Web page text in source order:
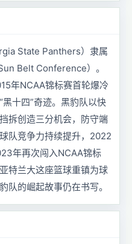
State Panthers）隶属
Belt Conference）。
年NCAA锦标赛首轮爆冷
十四”奇迹。黑豹队以快
拆创造三分机会，防守端
队竞争力持续提升，2022
年再次闯入NCAA锦标
特兰大这座篮球重镇为球
队的崛起故事仍在书写。